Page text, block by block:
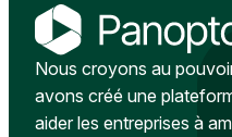
Nous croyons au
avons créé une
aider les entreprises à